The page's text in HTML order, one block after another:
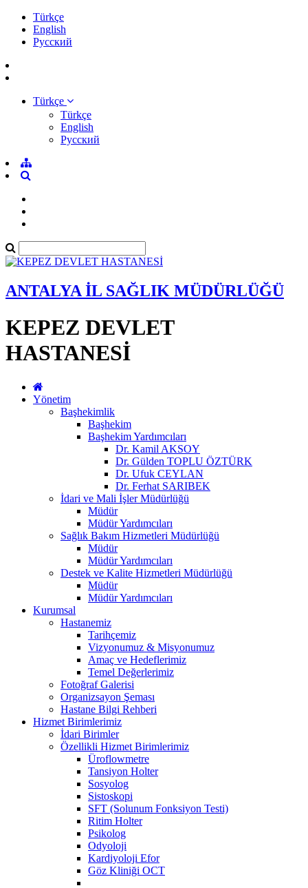
Türkçe
English
Pусский
Türkçe
Türkçe
English
Pусский
ANTALYA İL SAĞLIK MÜDÜRLÜĞÜ
KEPEZ DEVLET
HASTANESİ
Yönetim
Başhekimlik
Başhekim
Başhekim Yardımcıları
Dr. Kamil AKSOY
Dr. Gülden TOPLU ÖZTÜRK
Dr. Ufuk CEYLAN
Dr. Ferhat SARIBEK
İdari ve Mali İşler Müdürlüğü
Müdür
Müdür Yardımcıları
Sağlık Bakım Hizmetleri Müdürlüğü
Müdür
Müdür Yardımcıları
Destek ve Kalite Hizmetleri Müdürlüğü
Müdür
Müdür Yardımcıları
Kurumsal
Hastanemiz
Tarihçemiz
Vizyonumuz & Misyonumuz
Amaç ve Hedeflerimiz
Temel Değerlerimiz
Fotoğraf Galerisi
Organizsayon Şeması
Hastane Bilgi Rehberi
Hizmet Birimlerimiz
İdari Birimler
Özellikli Hizmet Birimlerimiz
Üroflowmetre
Tansiyon Holter
Sosyolog
Sistoskopi
SFT (Solunum Fonksiyon Testi)
Ritim Holter
Psikolog
Odyoloji
Kardiyoloji Efor
Göz Kliniği OCT